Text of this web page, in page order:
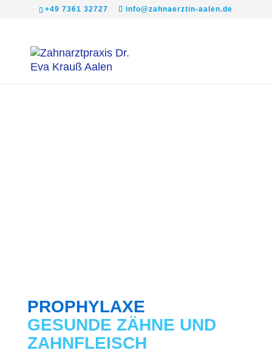
+49 7361 32727 info@zahnaerztin-aalen.de
PROPHYLAXE
GESUNDE ZÄHNE UND
ZAHNFLEISCH